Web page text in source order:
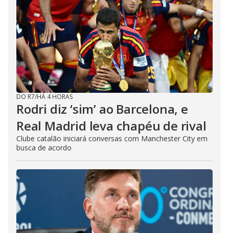
DO R7/HÁ 4 HORAS
Rodri diz ‘sim’ ao Barcelona, e
Real Madrid leva chapéu de rival
Clube catalão iniciará conversas com Manchester City em
busca de acordo